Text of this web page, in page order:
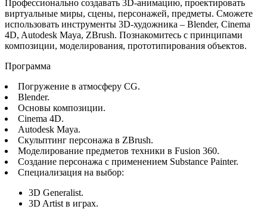
Профессионально создавать 3D-анимацию, проектировать
виртуальные миры, сцены, персонажей, предметы. Сможете
использовать инструменты 3D-художника – Blender, Cinema
4D, Autodesk Maya, ZBrush. Познакомитесь с принципами
композиции, моделирования, прототипирования объектов.
Программа
Погружение в атмосферу CG.
Blender.
Основы композиции.
Cinema 4D.
Autodesk Maya.
Скульптинг персонажа в ZBrush.
Моделирование предметов техники в Fusion 360.
Создание персонажа с применением Substance Painter.
Специализация на выбор:
3D Generalist.
3D Artist в играх.